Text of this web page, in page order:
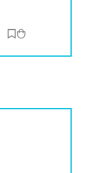
Zur Merkliste